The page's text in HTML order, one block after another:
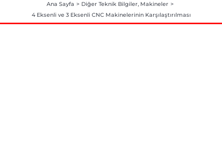
Ana Sayfa Diğer Teknik Bilgiler Makineler
4 Eksenli ve 3 Eksenli CNC Makinelerinin Karşılaştırılması